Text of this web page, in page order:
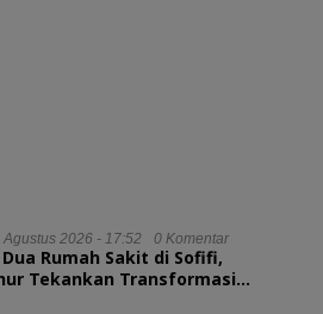
Agustus 2026 - 17:52 0 Komentar
Rumah Sakit di Sofifi,
Tekankan Transformasi